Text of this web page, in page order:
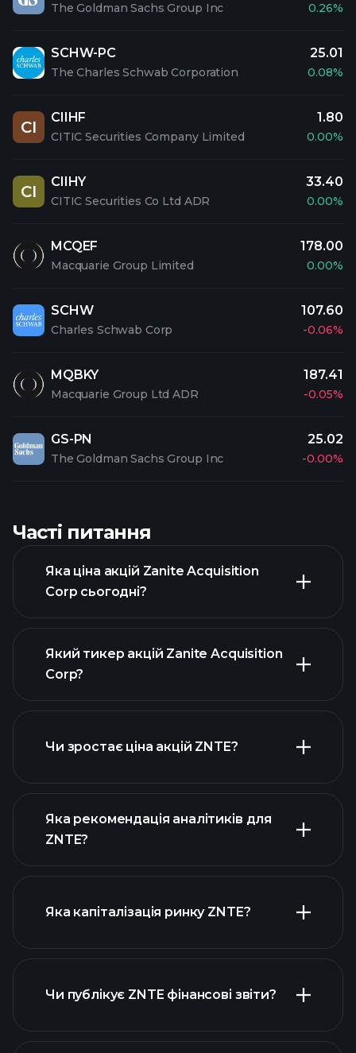
The Goldman Sachs Group Inc 0.26%
SCHW-PC
The Charles Schwab Corporation
25.01
0.08%
CI
CIIHF
CITIC Securities Company Limited
1.80
0.00%
CI
CIIHY
CITIC Securities Co Ltd ADR
33.40
0.00%
MCQEF
Macquarie Group Limited
178.00
0.00%
SCHW
Charles Schwab Corp
107.60
-0.06%
MQBKY
Macquarie Group Ltd ADR
187.41
-0.05%
GS-PN
The Goldman Sachs Group Inc
25.02
-0.00%
Часті питання
Яка ціна акцій Zanite Acquisition
Corp сьогодні?
розширеній
Який тикер акцій Zanite Acquisition
Corp?
Чи зростає ціна акцій ZNTE?
діаграмі ZNTE
Яка рекомендація аналітиків для
ZNTE?
Яка капіталізація ринку ZNTE?
наш список акцій
Чи публікує ZNTE фінансові звіти?